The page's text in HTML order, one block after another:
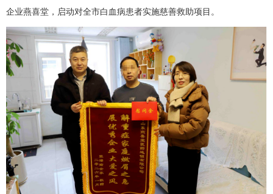
企业燕喜堂，启动对全市白血病患者实施慈善救助项目。